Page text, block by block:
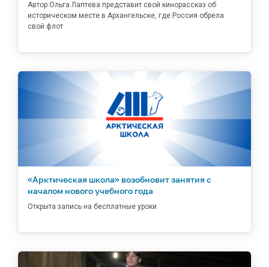
Автор Ольга Лаптева представит свой кинорассказ об
историческом месте в Архангельске, где Россия обрела
свой флот
«Арктическая школа» возобновит занятия с
началом нового учебного года
Открыта запись на бесплатные уроки